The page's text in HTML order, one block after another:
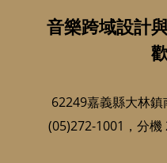
音樂跨域設計
62249嘉義縣大林鎮
(05)272-1001，分